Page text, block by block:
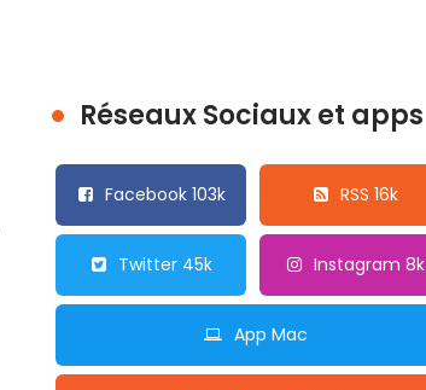
Réseaux Sociaux et apps
Facebook 103k RSS 16k
Twitter 45k Instagram 8k
App Mac